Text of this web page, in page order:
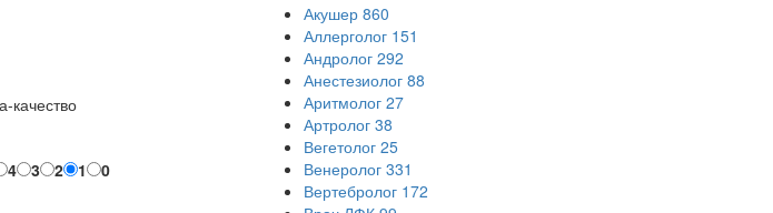
качество
4 3 2 1 0
Акушер 860
Аллерголог 151
Андролог 292
Анестезиолог 88
Аритмолог 27
Артролог 38
Вегетолог 25
Венеролог 331
Вертебролог 172